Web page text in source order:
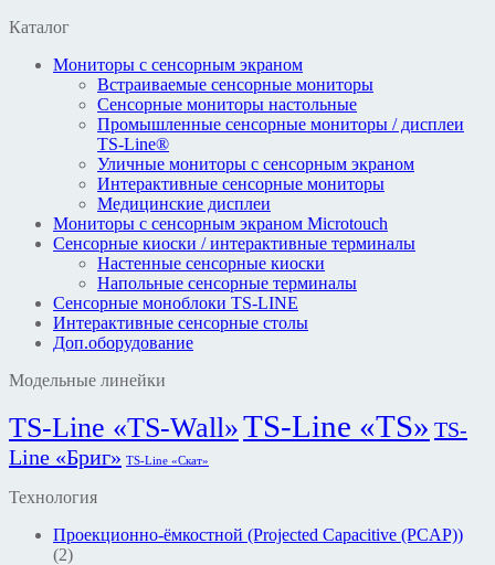
Каталог
Мониторы с сенсорным экраном
Встраиваемые сенсорные мониторы
Сенсорные мониторы настольные
Промышленные сенсорные мониторы / дисплеи
TS-Line®
Уличные мониторы с сенсорным экраном
Интерактивные сенсорные мониторы
Медицинские дисплеи
Мониторы с сенсорным экраном Microtouch
Сенсорные киоски / интерактивные терминалы
Настенные сенсорные киоски
Напольные сенсорные терминалы
Сенсорные моноблоки TS-LINE
Интерактивные сенсорные столы
Доп.оборудование
Модельные линейки
TS-Line «TS-Wall»TS-Line «TS» TS-
Line «Бриг» TS-Line «Скат»
Технология
Проекционно-ёмкостной (Projected Capacitive (PCAP))
(2)